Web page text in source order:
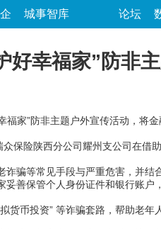
城事智库 论坛
好幸福家”防非
家”防非主题户外宣传活动，将金
保险陕西分公司耀州支公司在借
骗等常见手段与严重危害，并结
善保管个人身份证件和银行账户
币投资” 等诈骗套路，帮助老年